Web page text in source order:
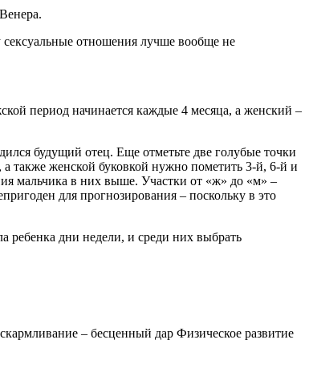
сексуальные отношения лучше вообще не
период начинается каждые 4 месяца, а женский –
будущий отец. Еще отметьте две голубые точки
также женской буковкой нужно пометить 3-й, 6-й и
мальчика в них выше. Участки от «ж» до «м» –
для прогнозирования – поскольку в это
ребенка дни недели, и среди них выбрать
– бесценный дар Физическое развитие